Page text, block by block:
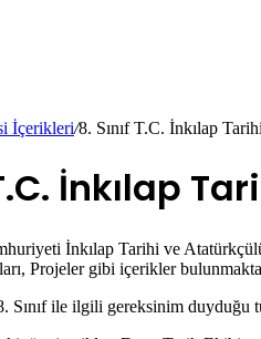
İçerikleri/8. Sınıf T.C. İnkılap
İnkılap
İnkılap Tarihi ve
Projeler gibi içerikler
Sınıf ile ilgili gereksinim duyduğu